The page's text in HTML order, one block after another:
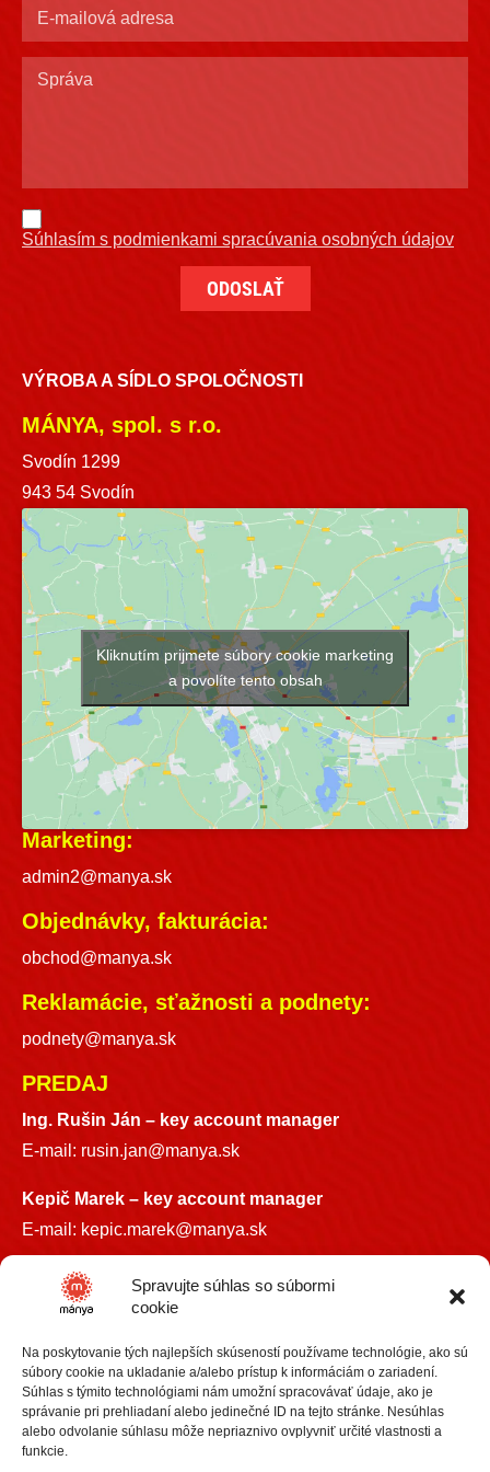
Spravujte súhlas so súbormi
cookie
Na poskytovanie tých najlepších skúseností používame technológie, ako sú
súbory cookie na ukladanie a/alebo prístup k informáciám o zariadení.
Súhlas s týmito technológiami nám umožní spracovávať údaje, ako je
správanie pri prehliadaní alebo jedinečné ID na tejto stránke. Nesúhlas
alebo odvolanie súhlasu môže nepriaznivo ovplyvniť určité vlastnosti a
funkcie.
Súhlasím s podmienkami spracúvania osobných údajov
VÝROBA A SÍDLO SPOLOČNOSTI
MÁNYA, spol. s r.o.
Svodín 1299
943 54 Svodín
Kliknutím prijmete súbory cookie marketing
a povolíte tento obsah
Marketing:
admin2@manya.sk
Objednávky, fakturácia:
obchod@manya.sk
Reklamácie, sťažnosti a podnety:
podnety@manya.sk
PREDAJ
Ing. Rušin Ján – key account manager
E-mail: rusin.jan@manya.sk
Kepič Marek – key account manager
E-mail: kepic.marek@manya.sk
+421 918 841899
info@manya.sk